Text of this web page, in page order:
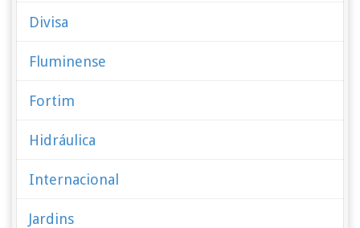
Divisa
Fluminense
Fortim
Hidráulica
Internacional
Jardins